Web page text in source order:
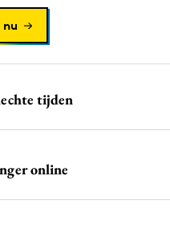
nu
tijden
online